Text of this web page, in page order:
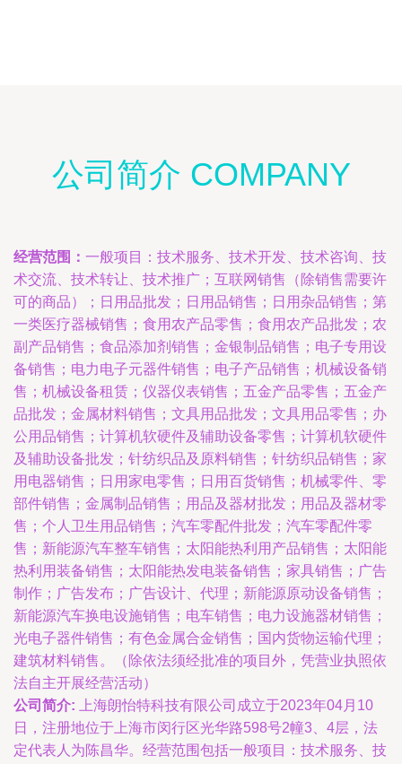
公司简介 COMPANY
经营范围： 一般项目：技术服务、技术开发、技术咨询、技
术交流、技术转让、技术推广；互联网销售（除销售需要许
可的商品）；日用品批发；日用品销售；日用杂品销售；第
一类医疗器械销售；食用农产品零售；食用农产品批发；农
副产品销售；食品添加剂销售；金银制品销售；电子专用设
备销售；电力电子元器件销售；电子产品销售；机械设备销
售；机械设备租赁；仪器仪表销售；五金产品零售；五金产
品批发；金属材料销售；文具用品批发；文具用品零售；办
公用品销售；计算机软硬件及辅助设备零售；计算机软硬件
及辅助设备批发；针纺织品及原料销售；针纺织品销售；家
用电器销售；日用家电零售；日用百货销售；机械零件、零
部件销售；金属制品销售；用品及器材批发；用品及器材零
售；个人卫生用品销售；汽车零配件批发；汽车零配件零
售；新能源汽车整车销售；太阳能热利用产品销售；太阳能
热利用装备销售；太阳能热发电装备销售；家具销售；广告
制作；广告发布；广告设计、代理；新能源原动设备销售；
新能源汽车换电设施销售；电车销售；电力设施器材销售；
光电子器件销售；有色金属合金销售；国内货物运输代理；
建筑材料销售。（除依法须经批准的项目外，凭营业执照依
法自主开展经营活动）
公司简介: 上海朗怡特科技有限公司成立于2023年04月10
日，注册地位于上海市闵行区光华路598号2幢3、4层，法
定代表人为陈昌华。经营范围包括一般项目：技术服务、技